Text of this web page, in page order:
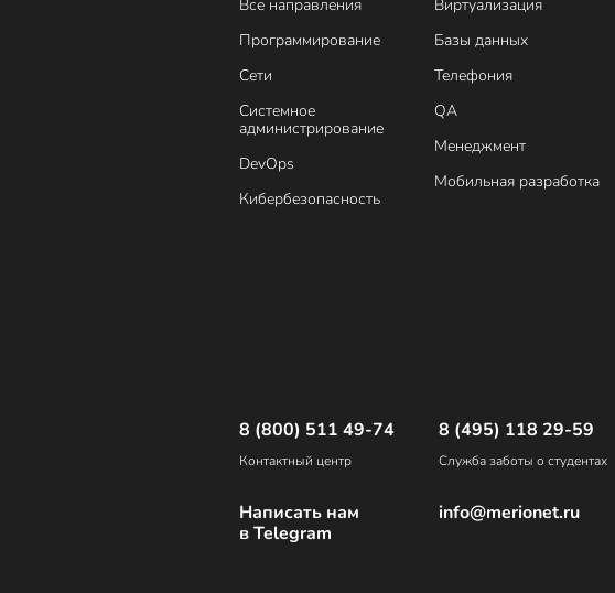
Все направления
Программирование
Сети
Системное
администрирование
DevOps
Кибербезопасность
Виртуализация
Базы данных
Телефония
QA
Менеджмент
Мобильная разработка
8 (800) 511 49-74
Контактный центр
Написать нам
в Telegram
8 (495) 118 29-59
Служба заботы о студентах
info@merionet.ru